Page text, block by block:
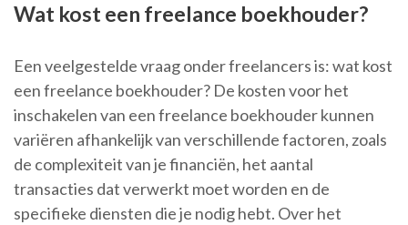
Wat kost een freelance boekhouder?
Een veelgestelde vraag onder freelancers is: wat kost
een freelance boekhouder? De kosten voor het
inschakelen van een freelance boekhouder kunnen
variëren afhankelijk van verschillende factoren, zoals
de complexiteit van je financiën, het aantal
transacties dat verwerkt moet worden en de
specifieke diensten die je nodig hebt. Over het